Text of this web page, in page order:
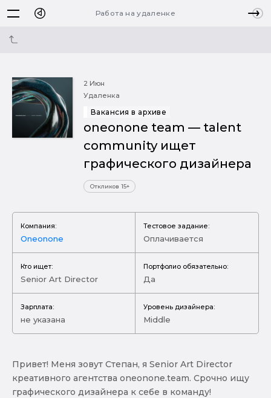
Работа на удаленке
2 Июн
Удаленка
Вакансия в архиве
oneonone team — talent
community ищет
графического дизайнера
Откликов 15+
Компания:
Oneonone
Тестовое задание:
Оплачивается
Кто ищет:
Senior Art Director
Портфолио обязательно:
Да
Зарплата:
не указана
Уровень дизайнера:
Middle
Привет! Меня зовут Степан, я Senior Art Director
креативного агентства oneonone.team. Срочно ищу
графического дизайнера к себе в команду!